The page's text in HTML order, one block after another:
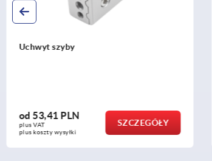
Kątownik podłogowy typu B i typu I
od64,58 PLN
plus VAT
plus koszty wysyłki
SZCZEGÓŁY